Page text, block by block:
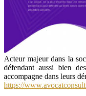
Acteur majeur dans la
défendant aussi bien
accompagne dans leurs
https://